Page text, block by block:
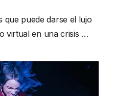
que puede darse el lujo
virtual en una crisis …